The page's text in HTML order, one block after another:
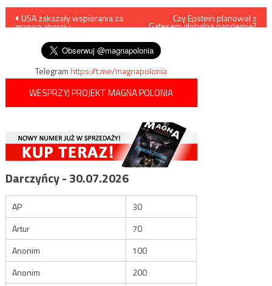
Nawigacja
wpisu
USA zakazały wspierania za
granicą aborcji i
Czy Epstein planował z
Gatesem globalną pandemię?
Telegramhttps://t.me/magnapolonia
WESPRZYJ PROJEKT MAGNA POLONIA
Darczyńcy - 30.07.2026
AP
30
Artur
70
Anonim
100
Anonim
200